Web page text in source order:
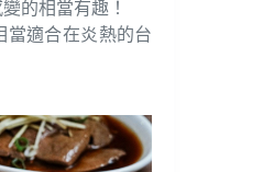
的相當有趣！
當適合在炎熱的台